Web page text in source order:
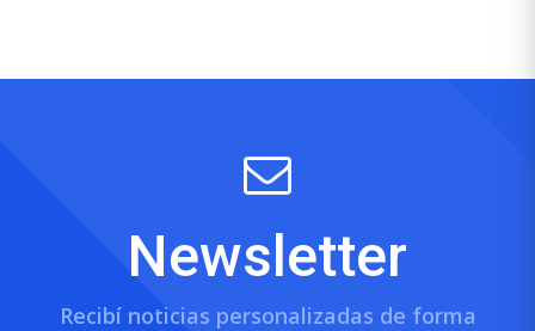
Newsletter
Recibí noticias personalizadas de forma